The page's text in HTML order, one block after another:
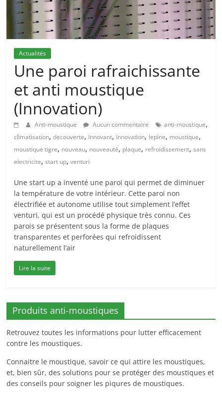
Actualités
Une paroi rafraichissante
et anti moustique
(Innovation)
Anti-moustique Aucun commentaire anti-moustique,
climatisation,decouverte, innovant, innovation, lepine, moustique,
moustique tigre, nouveau, nouveauté, plaque, refroidissement,sans
electricite,start up,venturi
Une start up a inventé une paroi qui permet de diminuer
la température de votre intérieur. Cette paroi non
électrifiée et autonome utilise tout simplement l’effet
venturi, qui est un procédé physique très connu. Ces
parois se présentent sous la forme de plaques
transparentes et perforées qui refroidissent
naturellement l’air
Lire la suite
Produits anti-moustiques
Retrouvez toutes les informations pour lutter efficacement
contre les moustiques.
Connaitre le moustique, savoir ce qui attire les moustiques,
et, bien sûr, des solutions pour se protéger des moustiques et
des conseils pour soigner les piqures de moustiques.